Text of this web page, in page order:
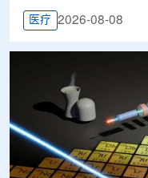
医疗 2026-08-08